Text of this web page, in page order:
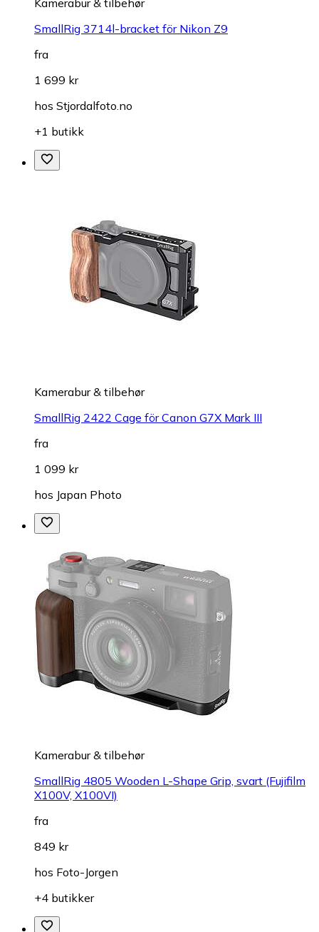
SmallRig 3714l-bracket för Nikon Z9
fra
1 699 kr
hos Stjordalfoto.no
+1 butikk
Kamerabur & tilbehør
SmallRig 2422 Cage för Canon G7X Mark III
fra
1 099 kr
hos Japan Photo
Kamerabur & tilbehør
SmallRig 4805 Wooden L-Shape Grip, svart (Fujifilm
X100V, X100VI)
fra
849 kr
hos Foto-Jorgen
+4 butikker